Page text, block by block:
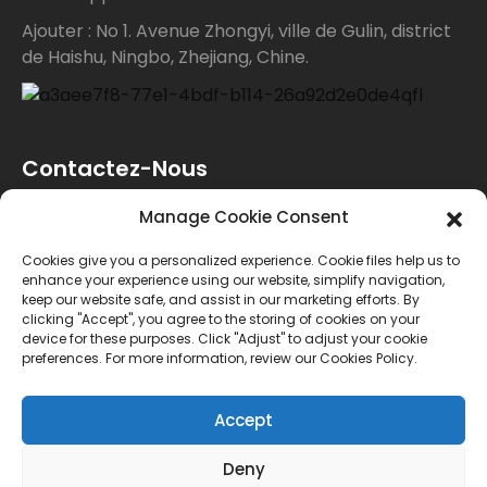
Ajouter : No 1. Avenue Zhongyi, ville de Gulin, district
de Haishu, Ningbo, Zhejiang, Chine.
Contactez-Nous
produits ou notre liste de prix, veuillez nous laisser
votre e-mail et nous vous contacterons dans les 24
heures.
ENQUÊTE
Manage Cookie Consent
Cookies give you a personalized experience. Cookie files help us to
enhance your experience using our website, simplify navigation,
keep our website safe, and assist in our marketing efforts. By
clicking "Accept", you agree to the storing of cookies on your
device for these purposes. Click "Adjust" to adjust your cookie
preferences. For more information, review our Cookies Policy.
Accept
Deny